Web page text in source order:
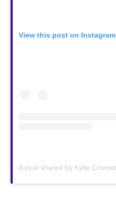
View this post on Instagram
A post shared by Kylie